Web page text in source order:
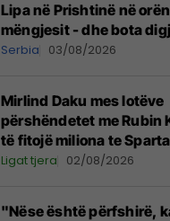
Lipa në Prishtinë në
mëngjesit - dhe bota
shpall gjendjen e luftës
Serbia 03/08/2026
Mirlind Daku mes lotëve
përshëndetet me Rubin
të fitojë miliona te
Ligat tjera 02/08/2026
"Nëse është përfshirë,